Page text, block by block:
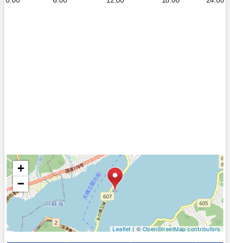
+
−
Leaflet| ©OpenStreetMap contributors